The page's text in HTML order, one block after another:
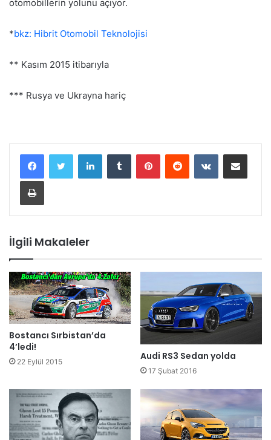
otomobillerin yolunu açıyor.
*bkz: Hibrit Otomobil Teknolojisi
** Kasım 2015 itibarıyla
*** Rusya ve Ukrayna hariç
İlgili Makaleler
Bostancı Sırbistan’da
4’ledi!
22 Eylül 2015 Audi RS3 Sedan yolda
17 Şubat 2016